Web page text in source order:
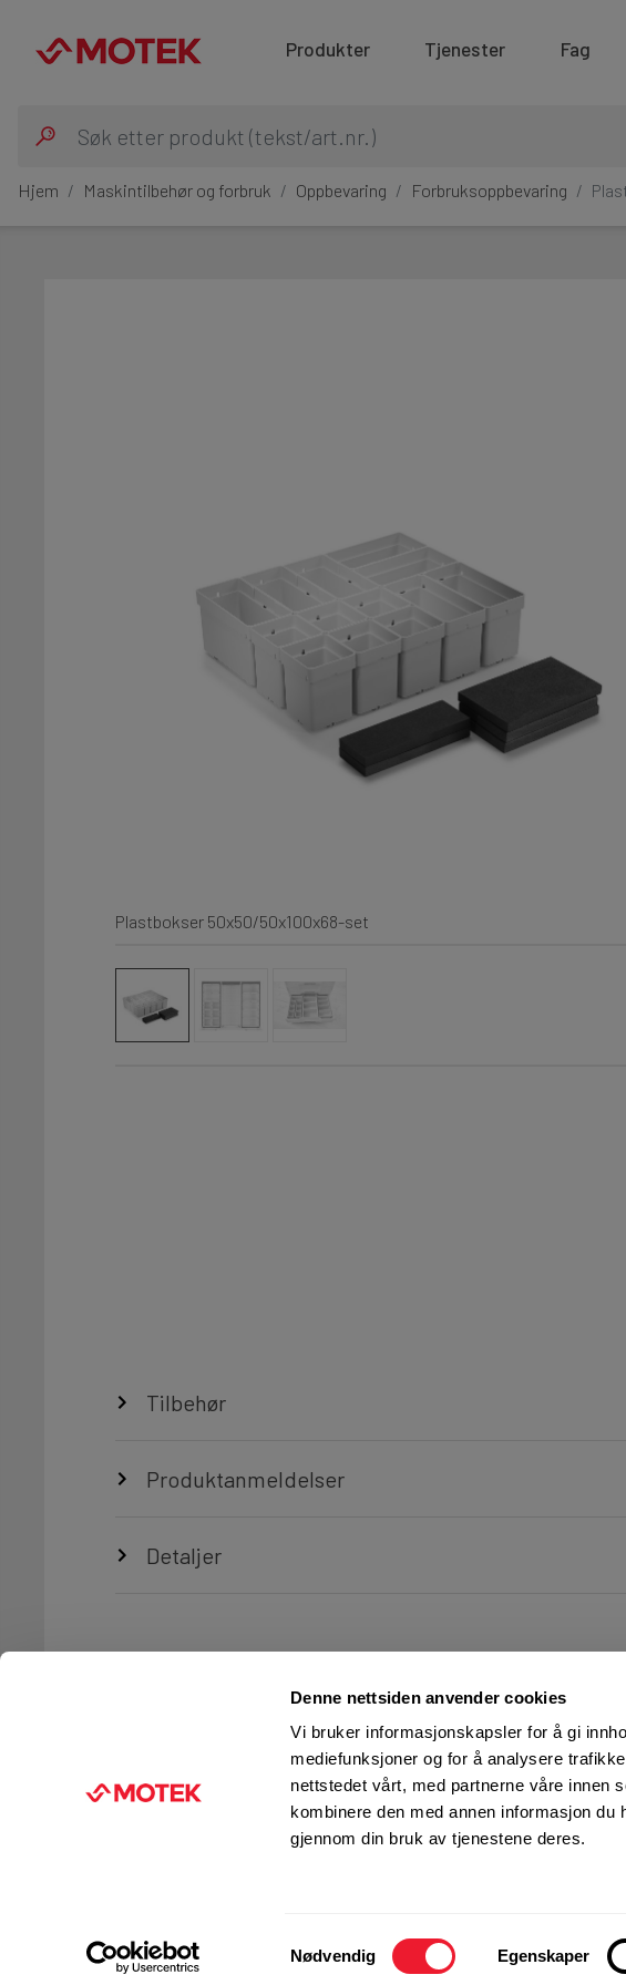
Denne nettsiden anvender cookies
Vi bruker informasjonskapsler for å gi
mediefunksjoner og for å analysere
nettstedet vårt, med partnerne våre innen
kombinere den med annen informasjon
gjennom din bruk av tjenestene deres.
Samtykkevalg
Nødvendig Egenskaper
Produkter Tjenester Fag
Hjem Maskintilbehør og forbruk Oppbevaring Forbruksoppbevaring
Plastbokser 50x50/50x100x68-set
Tilbehør
Produktanmeldelser
Detaljer
FIRMAINFORMASJON
TJENESTER
Ingeniørtjenester
Management
FØLG OSS
Facebook